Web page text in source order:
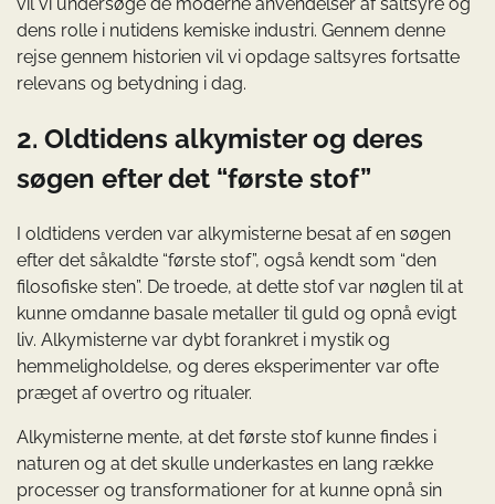
dens rolle i nutidens kemiske industri. Gennem denne
rejse gennem historien vil vi opdage saltsyres fortsatte
relevans og betydning i dag.
2. Oldtidens alkymister og deres
søgen efter det “første stof”
I oldtidens verden var alkymisterne besat af en søgen
efter det såkaldte “første stof”, også kendt som “den
filosofiske sten”. De troede, at dette stof var nøglen til at
kunne omdanne basale metaller til guld og opnå evigt
liv. Alkymisterne var dybt forankret i mystik og
hemmeligholdelse, og deres eksperimenter var ofte
præget af overtro og ritualer.
Alkymisterne mente, at det første stof kunne findes i
naturen og at det skulle underkastes en lang række
processer og transformationer for at kunne opnå sin